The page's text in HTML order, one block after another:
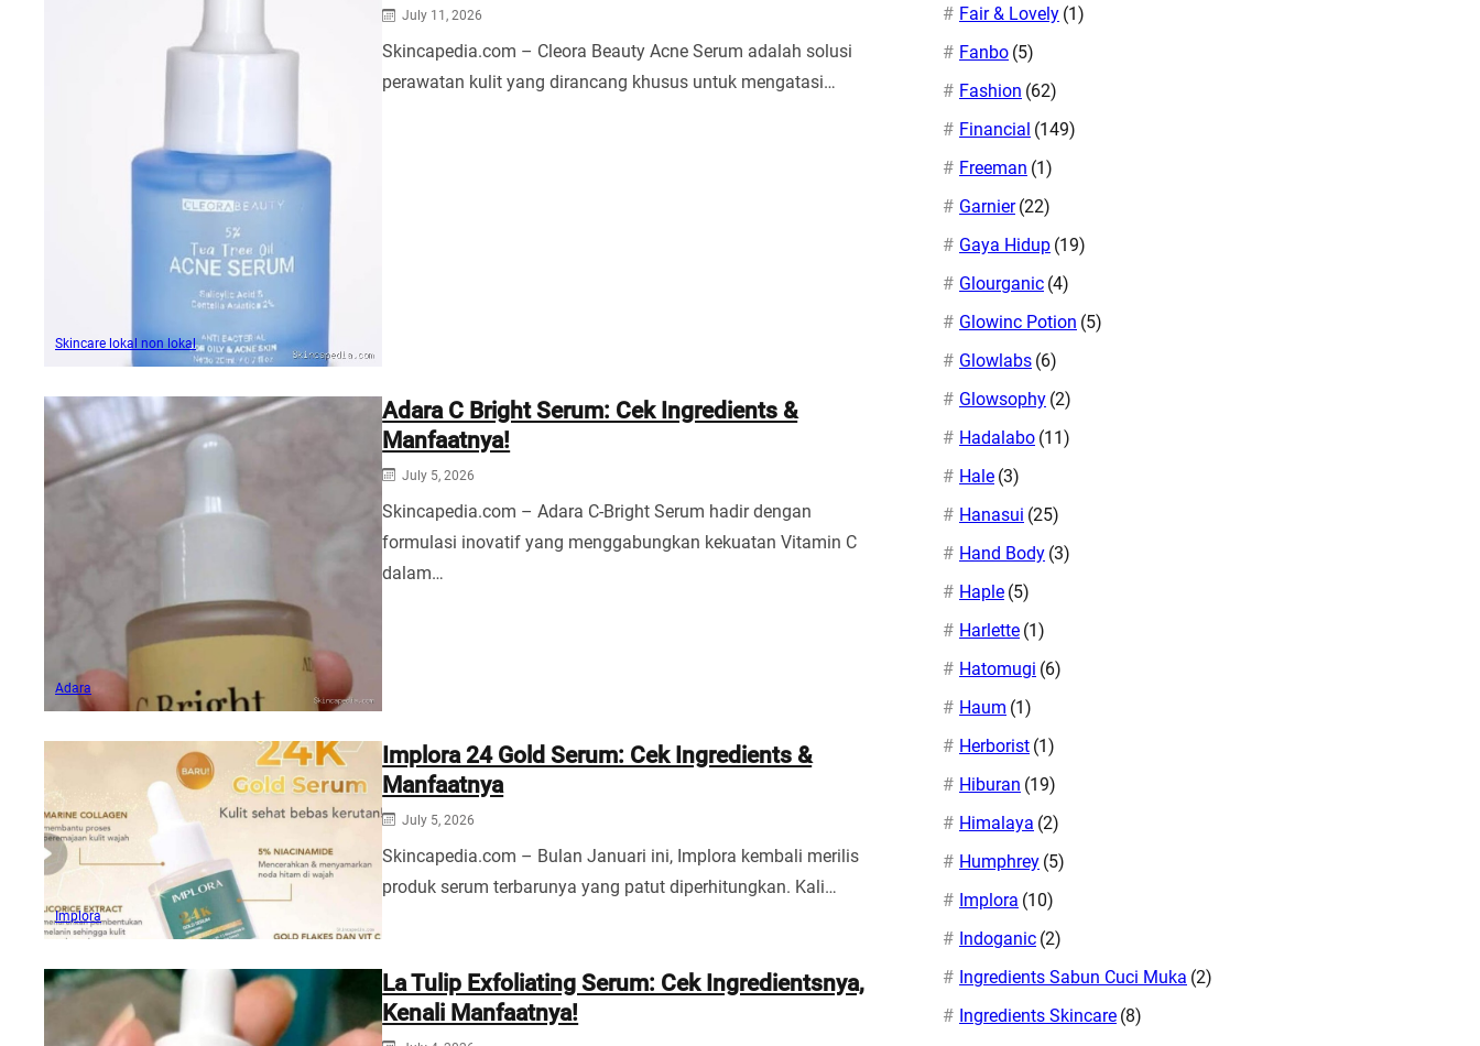
Skincare lokal non lokal
July 11, 2026
Skincapedia.com – Cleora Beauty Acne Serum adalah solusi
perawatan kulit yang dirancang khusus untuk mengatasi…
Adara
Adara C Bright Serum: Cek Ingredients &
Manfaatnya!
July 5, 2026
Skincapedia.com – Adara C-Bright Serum hadir dengan
formulasi inovatif yang menggabungkan kekuatan Vitamin C
dalam…
Implora
Implora 24 Gold Serum: Cek Ingredients &
Manfaatnya
July 5, 2026
Skincapedia.com – Bulan Januari ini, Implora kembali merilis
produk serum terbarunya yang patut diperhitungkan. Kali…
La Tulip Exfoliating Serum: Cek Ingredientsnya,
Kenali Manfaatnya!
Fair & Lovely (1)
Fanbo (5)
Fashion (62)
Financial (149)
Freeman (1)
Garnier (22)
Gaya Hidup (19)
Glourganic (4)
Glowinc Potion (5)
Glowlabs (6)
Glowsophy (2)
Hadalabo (11)
Hale (3)
Hanasui (25)
Hand Body (3)
Haple (5)
Harlette (1)
Hatomugi (6)
Haum (1)
Herborist (1)
Hiburan (19)
Himalaya (2)
Humphrey (5)
Implora (10)
Indoganic (2)
Ingredients Sabun Cuci Muka (2)
Ingredients Skincare (8)